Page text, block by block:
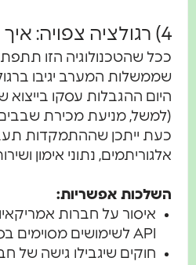
4) רגולציה צפויה: איך המערב יגיב?
ככל שהטכנולוגיה הזו
שממשלות המערב יגיבו
היום ההגבלות עסקו
כעת ייתכן שההתמקדות
אלגוריתמים, נתוני אימון
השלכות אפשריות:
איסור על חברות
API לשימושים מסוימים בסין.
חוקים שיגבילו גישה של